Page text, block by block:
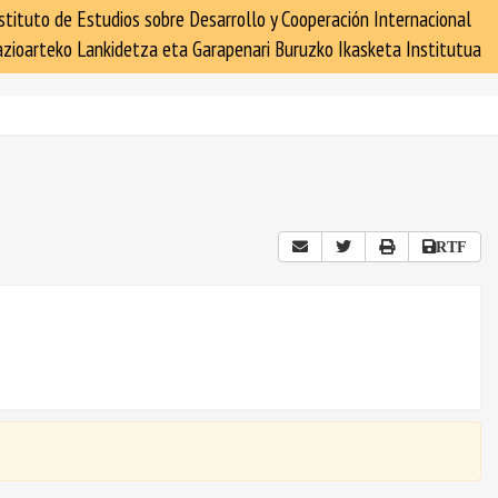
de Estudios sobre Desarrollo y Cooperación Internacional
Lankidetza eta Garapenari Buruzko Ikasketa Institutua
RTF